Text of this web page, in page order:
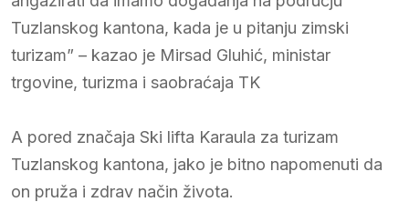
Tuzlanskog kantona, kada je u pitanju zimski
turizam” – kazao je Mirsad Gluhić, ministar
trgovine, turizma i saobraćaja TK
A pored značaja Ski lifta Karaula za turizam
Tuzlanskog kantona, jako je bitno napomenuti da
on pruža i zdrav način života.